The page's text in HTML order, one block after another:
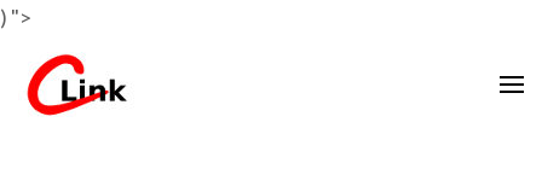
) ">